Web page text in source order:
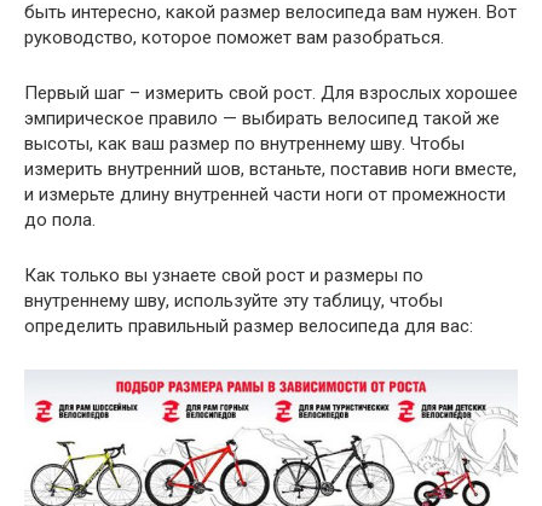
быть интересно, какой размер велосипеда вам нужен. Вот
руководство, которое поможет вам разобраться.
Первый шаг – измерить свой рост. Для взрослых хорошее
эмпирическое правило — выбирать велосипед такой же
высоты, как ваш размер по внутреннему шву. Чтобы
измерить внутренний шов, встаньте, поставив ноги вместе,
и измерьте длину внутренней части ноги от промежности
до пола.
Как только вы узнаете свой рост и размеры по
внутреннему шву, используйте эту таблицу, чтобы
определить правильный размер велосипеда для вас: